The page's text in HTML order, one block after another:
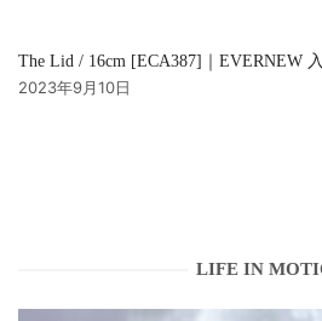
The Lid / 16cm [ECA387]｜EVERNEW
2023年9月10日
LIFE IN